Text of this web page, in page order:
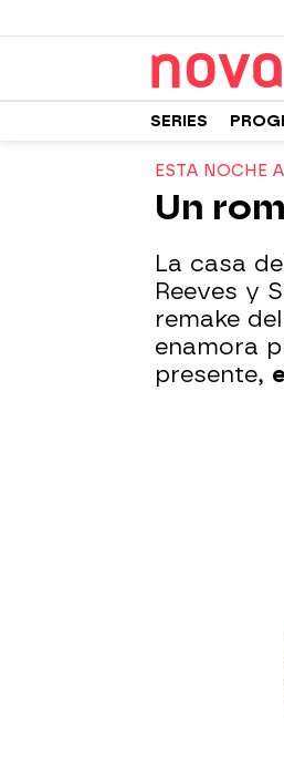
SERIES
ESTA NOCHE
Un
La casa
Reeves y
remake
enamora
presente,